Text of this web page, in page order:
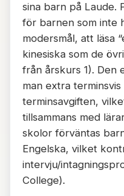
sina barn på Laude.
för barnen som inte
modersmål, att läsa
kinesiska som de
från årskurs 1). Den
man extra
terminsavgiften,
tillsammans med
skolor förväntas
Engelska, vilket
intervju/
College).